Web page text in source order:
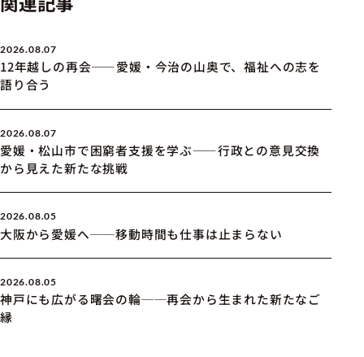
2026.08.07
12年越しの再会――愛媛・今治の山奥で、福祉への志を
語り合う
2026.08.07
愛媛・松山市で困窮者支援を学ぶ――行政との意見交換
から見えた新たな挑戦
2026.08.05
大阪から愛媛へ──移動時間も仕事は止まらない
2026.08.05
神戸にも広がる曙会の輪──再会から生まれた新たなご
縁